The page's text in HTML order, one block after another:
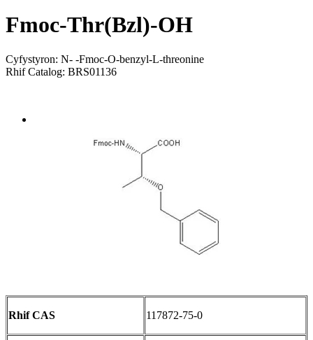
Fmoc-Thr(Bzl)-OH
Cyfystyron: N- -Fmoc-O-benzyl-L-threonine
Rhif Catalog: BRS01136
Rhif CAS 117872-75-0